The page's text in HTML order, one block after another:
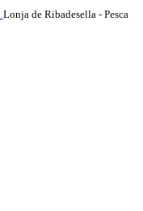
Lonja de Ribadesella - Pesca